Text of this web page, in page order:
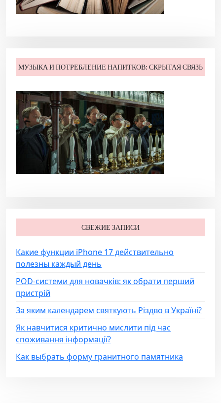
МУЗЫКА И ПОТРЕБЛЕНИЕ НАПИТКОВ: СКРЫТАЯ СВЯЗЬ
СВЕЖИЕ ЗАПИСИ
Какие функции iPhone 17 действительно
полезны каждый день
POD-системи для новачків: як обрати перший
пристрій
За яким календарем святкують Різдво в Україні?
Як навчитися критично мислити під час
споживання інформації?
Как выбрать форму гранитного памятника